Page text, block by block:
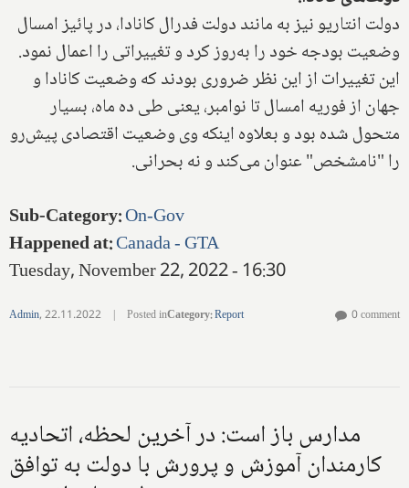
دولت انتاریو نیز به مانند دولت فدرال کانادا، در پائیز امسال
وضعیت بودجه خود را به‌روز کرد و تغییراتی را اعمال نمود.
این تغییرات از این نظر ضروری بودند که وضعیت کانادا و
جهان از فوریه امسال تا نوامبر، یعنی طی ده ماه، بسیار
متحول شده بود و بعلاوه اینکه وی وضعیت اقتصادی پیش‌رو
را "نامشخص" عنوان می‌کند و نه بحرانی.
Sub-Category:On-Gov
Happened at:Canada - GTA
Tuesday, November 22, 2022 - 16:30
Admin,22.11.2022 | Posted inCategory:Report 0 comment
مدارس باز است: در آخرین لحظه، اتحادیه
کارمندان آموزش و پرورش با دولت به توافق